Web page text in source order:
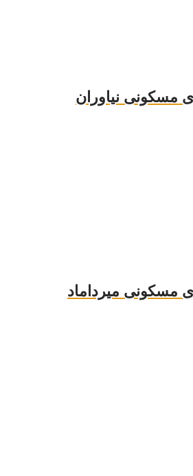
مسکونی نیاوران
مسکونی میرداماد